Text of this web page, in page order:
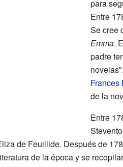
para
Entre
Se cree
Emma.
padre
Frances
de la
Entre
de Feuillide. Después de
de la época y se